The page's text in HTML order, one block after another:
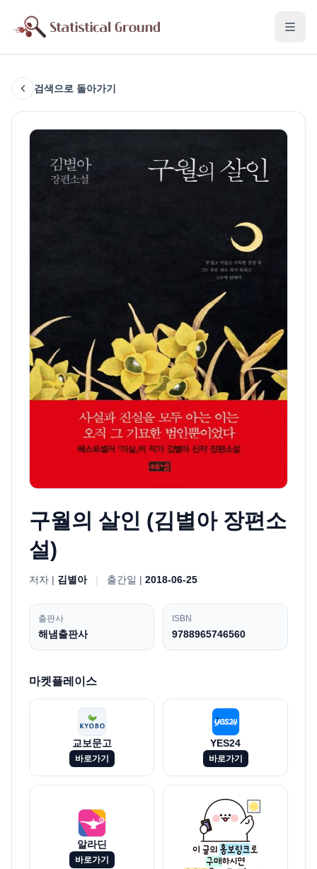
검색으로 돌아가기
구월의 살인 (김별아 장편소
설)
저자 | 김별아 | 출간일 | 2018-06-25
출판사
해냄출판사
ISBN
9788965746560
마켓플레이스
교보문고
바로가기
YES24
바로가기
알라딘
바로가기